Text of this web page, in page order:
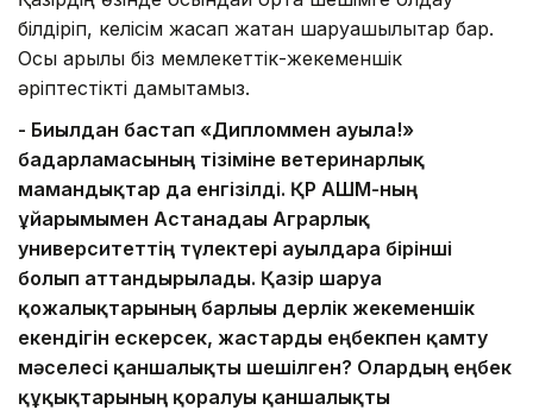
білдіріп, келісім жасап жатқан шаруашылықтар бар.
Осы арқылы біз мемлекеттік-жекеменшік
әріптестікті дамытамыз.
- Биылдан бастап «Дипломмен ауылға!»
бағдарламасының тізіміне ветеринарлық
мамандықтар да енгізілді. ҚР АШМ-ның
ұйғарымымен Астанадағы Аграрлық
университеттің түлектері ауылдарға бірінші
болып аттандырылады. Қазір шаруа
қожалықтарының барлығы дерлік жекеменшік
екендігін ескерсек, жастарды еңбекпен қамту
мәселесі қаншалықты шешілген? Олардың еңбек
құқықтарының қорғалуы қаншалықты